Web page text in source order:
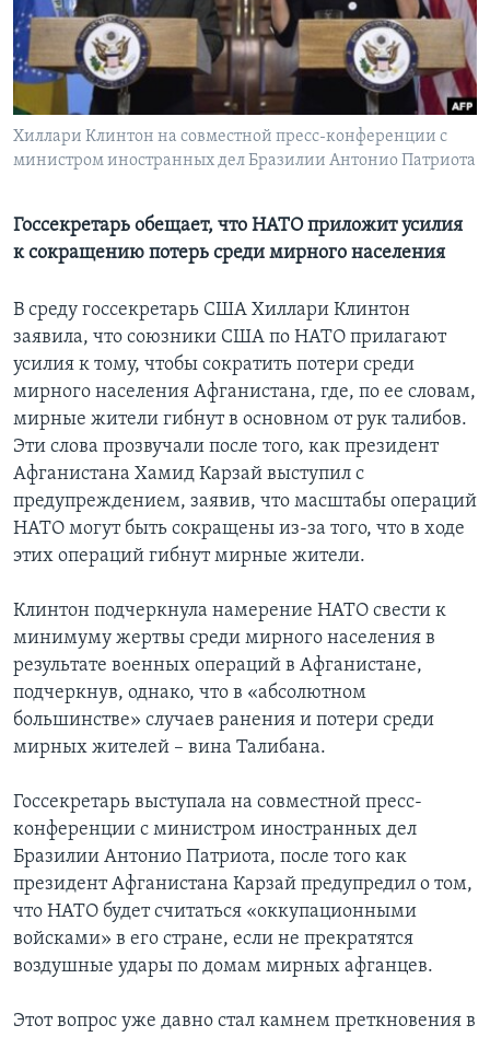
Learning English
СОЦИАЛЬНЫЕ СЕТИ
Хиллари Клинтон на совместной пресс-конференции с
министром иностранных дел Бразилии Антонио Патриота
Госсекретарь обещает, что НАТО приложит усилия
к сокращению потерь среди мирного населения
В среду госсекретарь США Хиллари Клинтон
заявила, что союзники США по НАТО прилагают
усилия к тому, чтобы сократить потери среди
мирного населения Афганистана, где, по ее словам,
мирные жители гибнут в основном от рук талибов.
Эти слова прозвучали после того, как президент
Афганистана Хамид Карзай выступил с
предупреждением, заявив, что масштабы операций
НАТО могут быть сокращены из-за того, что в ходе
этих операций гибнут мирные жители.
Клинтон подчеркнула намерение НАТО свести к
минимуму жертвы среди мирного населения в
результате военных операций в Афганистане,
подчеркнув, однако, что в «абсолютном
большинстве» случаев ранения и потери среди
мирных жителей – вина Талибана.
Госсекретарь выступала на совместной пресс-
конференции с министром иностранных дел
Бразилии Антонио Патриота, после того как
президент Афганистана Карзай предупредил о том,
что НАТО будет считаться «оккупационными
войсками» в его стране, если не прекратятся
воздушные удары по домам мирных афганцев.
Этот вопрос уже давно стал камнем преткновения в